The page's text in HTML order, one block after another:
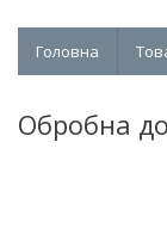
Головна
Обробна